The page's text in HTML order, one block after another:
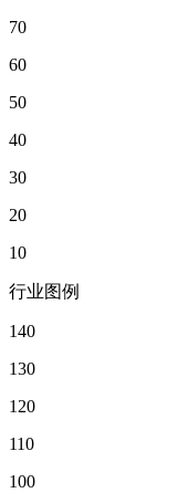
70
60
50
40
30
20
10
行业图例
140
130
120
110
100